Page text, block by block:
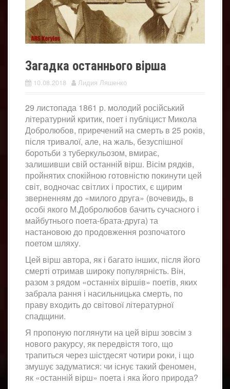
Загадка останнього вірша
10.08.2018 Лидия Ляшенко
29 листопада 1861 р. молодий російський
літературний критик, поет і публіцист Микола
Добролюбов, приречений на смерть в 25 років,
після тривалої, але, на жаль, безуспішної
боротьби з туберкульозом, вмирає,
залишивши свій останній вірш. Вісім рядків,
пройнятих спокійною готовністю покинути цей
світ, водночас світлих і простих, є щирим
зверненням до «милого друга» (вочевидь, в
особі якого М.Добролюбов бачить сучасного і
майбутнього поета-брата-друга) та
настановою до продовження розпочатого
поетом шляху.
Цей вірш автора, як і багато інших, після його
смерті отримав широку популярність. Він,
разом з рядом «останніх віршів» поетів, яких
забрала рання і насильницька смерть, по
праву входить до світової літературної
спадщини.
Я пропоную поглянути на цей вірш зовсім з
нового ракурсу, як передвістя того, що
трапиться через шістдесят чотири роки, і що
змушує задуматися: чи існує такий феномен,
як «останній вірш» поета і яка його природа?